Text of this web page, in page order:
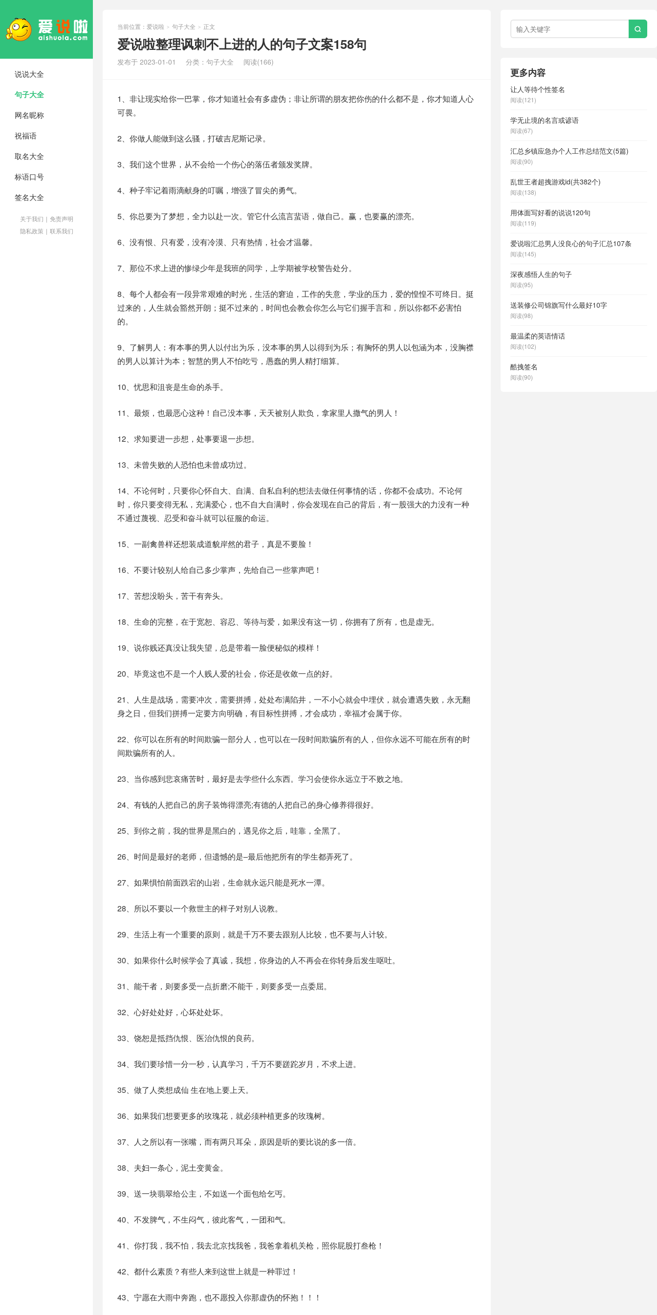
说说大全
句子大全
网名昵称
祝福语
取名大全
标语口号
签名大全
关于我们 | 免责声明
隐私政策 | 联系我们
当前位置： 爱说啦 > 句子大全 > 正文
爱说啦整理讽刺不上进的人的句子文案158句
发布于 2023-01-01 分类： 句子大全 阅读(166)
1、非让现实给你一巴掌，你才知道社会有多虚伪；非让所谓的朋友把你伤的什么都不是，你才知道人心
可畏。
2、你做人能做到这么骚，打破吉尼斯记录。
3、我们这个世界，从不会给一个伤心的落伍者颁发奖牌。
4、种子牢记着雨滴献身的叮嘱，增强了冒尖的勇气。
5、你总要为了梦想，全力以赴一次。管它什么流言蜚语，做自己。赢，也要赢的漂亮。
6、没有恨、只有爱，没有冷漠、只有热情，社会才温馨。
7、那位不求上进的惨绿少年是我班的同学，上学期被学校警告处分。
8、每个人都会有一段异常艰难的时光，生活的窘迫，工作的失意，学业的压力，爱的惶惶不可终日。挺
过来的，人生就会豁然开朗；挺不过来的，时间也会教会你怎么与它们握手言和，所以你都不必害怕
的。
9、了解男人：有本事的男人以付出为乐，没本事的男人以得到为乐；有胸怀的男人以包涵为本，没胸襟
的男人以算计为本；智慧的男人不怕吃亏，愚蠢的男人精打细算。
10、忧思和沮丧是生命的杀手。
11、最烦，也最恶心这种！自己没本事，天天被别人欺负，拿家里人撒气的男人！
12、求知要进一步想，处事要退一步想。
13、未曾失败的人恐怕也未曾成功过。
14、不论何时，只要你心怀自大、自满、自私自利的想法去做任何事情的话，你都不会成功。不论何
时，你只要变得无私，充满爱心，也不自大自满时，你会发现在自己的背后，有一股强大的力没有一种
不通过蔑视、忍受和奋斗就可以征服的命运。
15、一副禽兽样还想装成道貌岸然的君子，真是不要脸！
16、不要计较别人给自己多少掌声，先给自己一些掌声吧！
17、苦想没盼头，苦干有奔头。
18、生命的完整，在于宽恕、容忍、等待与爱，如果没有这一切，你拥有了所有，也是虚无。
19、说你贱还真没让我失望，总是带着一脸便秘似的模样！
20、毕竟这也不是一个人贱人爱的社会，你还是收敛一点的好。
21、人生是战场，需要冲次，需要拼搏，处处布满陷井，一不小心就会中埋伏，就会遭遇失败，永无翻
身之日，但我们拼搏一定要方向明确，有目标性拼搏，才会成功，幸福才会属于你。
22、你可以在所有的时间欺骗一部分人，也可以在一段时间欺骗所有的人，但你永远不可能在所有的时
间欺骗所有的人。
23、当你感到悲哀痛苦时，最好是去学些什么东西。学习会使你永远立于不败之地。
24、有钱的人把自己的房子装饰得漂亮;有德的人把自己的身心修养得很好。
25、到你之前，我的世界是黑白的，遇见你之后，哇靠，全黑了。
26、时间是最好的老师，但遗憾的是–最后他把所有的学生都弄死了。
27、如果惧怕前面跌宕的山岩，生命就永远只能是死水一潭。
28、所以不要以一个救世主的样子对别人说教。
29、生活上有一个重要的原则，就是千万不要去跟别人比较，也不要与人计较。
30、如果你什么时候学会了真诚，我想，你身边的人不再会在你转身后发生呕吐。
31、能干者，则要多受一点折磨;不能干，则要多受一点委屈。
32、心好处处好，心坏处处坏。
33、饶恕是抵挡仇恨、医治仇恨的良药。
34、我们要珍惜一分一秒，认真学习，千万不要蹉跎岁月，不求上进。
35、做了人类想成仙 生在地上要上天。
36、如果我们想要更多的玫瑰花，就必须种植更多的玫瑰树。
37、人之所以有一张嘴，而有两只耳朵，原因是听的要比说的多一倍。
38、夫妇一条心，泥土变黄金。
39、送一块翡翠给公主，不如送一个面包给乞丐。
40、不发脾气，不生闷气，彼此客气，一团和气。
41、你打我，我不怕，我去北京找我爸，我爸拿着机关枪，照你屁股打叁枪！
42、都什么素质？有些人来到这世上就是一种罪过！
43、宁愿在大雨中奔跑，也不愿投入你那虚伪的怀抱！！！

更多内容
让人等待个性签名
阅读(121)
学无止境的名言或谚语
阅读(67)
汇总乡镇应急办个人工作总结范文(5篇)
阅读(90)
乱世王者超拽游戏id(共382个)
阅读(138)
用体面写好看的说说120句
阅读(119)
爱说啦汇总男人没良心的句子汇总107条
阅读(145)
深夜感悟人生的句子
阅读(95)
送装修公司锦旗写什么最好10字
阅读(98)
最温柔的英语情话
阅读(102)
酷拽签名
阅读(90)